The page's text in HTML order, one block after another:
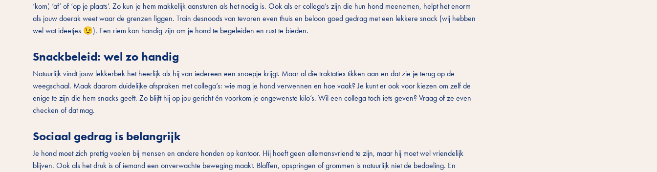
‘kom’, ‘af’ of ‘op je plaats’. Zo kun je hem makkelijk aansturen als het nodig is. Ook als er collega’s zijn die hun hond meenemen, helpt het enorm
als jouw doerak weet waar de grenzen liggen. Train desnoods van tevoren even thuis en beloon goed gedrag met een lekkere snack (wij hebben
wel wat ideetjes 😉). Een riem kan handig zijn om je hond te begeleiden en rust te bieden.
Snackbeleid: wel zo handig
Natuurlijk vindt jouw lekkerbek het heerlijk als hij van iedereen een snoepje krijgt. Maar al die traktaties tikken aan en dat zie je terug op de
weegschaal. Maak daarom duidelijke afspraken met collega’s: wie mag je hond verwennen en hoe vaak? Je kunt er ook voor kiezen om zelf de
enige te zijn die hem snacks geeft. Zo blijft hij op jou gericht én voorkom je ongewenste kilo’s. Wil een collega toch iets geven? Vraag of ze even
checken of dat mag.
Sociaal gedrag is belangrijk
Je hond moet zich prettig voelen bij mensen en andere honden op kantoor. Hij hoeft geen allemansvriend te zijn, maar hij moet wel vriendelijk
blijven. Ook als het druk is of iemand een onverwachte beweging maakt. Blaffen, opspringen of grommen is natuurlijk niet de bedoeling. En